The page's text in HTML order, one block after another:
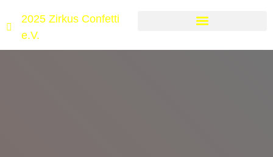
2025 Zirkus Confetti
e.V.